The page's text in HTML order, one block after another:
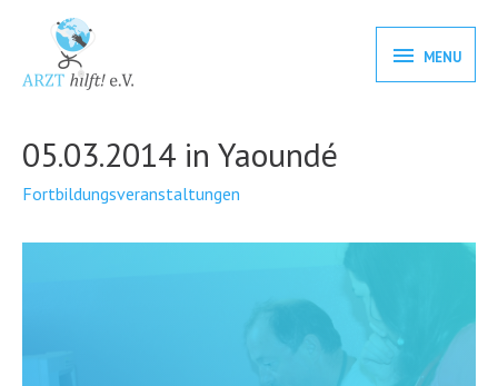
MENU
05.03.2014 in Yaoundé
Fortbildungsveranstaltungen